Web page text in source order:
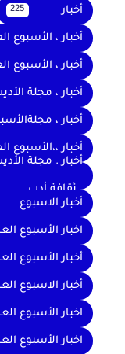
أخبار 225
أخبار ، الأسبوع
أخبار ، الأسبوع
أخبار ، مجلة
أخبار ،
أخبار ،،الأسبوع
أخبار . مجلة
. ثقافة أدب
أخبار الاسبوع
اخبار الأسبوع
أخبار الأسبوع
أخبار الاسبوع
اخبار الأسبوع
اخبار الأسبوع